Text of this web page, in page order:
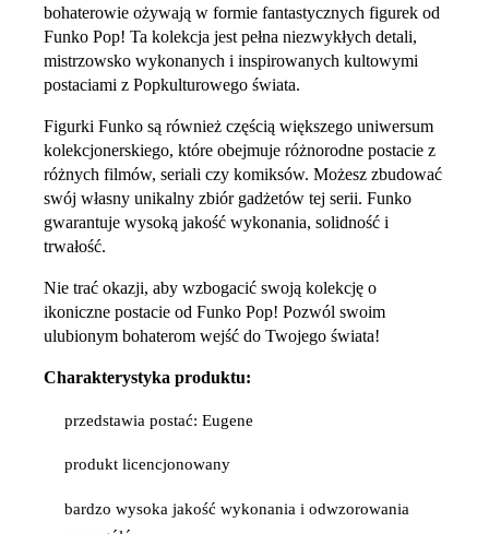
bohaterowie ożywają w formie fantastycznych figurek od
Funko Pop! Ta kolekcja jest pełna niezwykłych detali,
mistrzowsko wykonanych i inspirowanych kultowymi
postaciami z Popkulturowego świata.
Figurki Funko są również częścią większego uniwersum
kolekcjonerskiego, które obejmuje różnorodne postacie z
różnych filmów, seriali czy komiksów. Możesz zbudować
swój własny unikalny zbiór gadżetów tej serii. Funko
gwarantuje wysoką jakość wykonania, solidność i
trwałość.
Nie trać okazji, aby wzbogacić swoją kolekcję o
ikoniczne postacie od Funko Pop! Pozwól swoim
ulubionym bohaterom wejść do Twojego świata!
Charakterystyka produktu:
przedstawia postać: Eugene
produkt licencjonowany
bardzo wysoka jakość wykonania i odwzorowania